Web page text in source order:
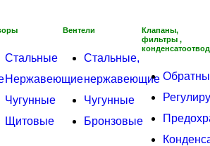
Стальные
Нержавеющие
Чугунные
Щитовые
Вентели
Стальные,
нержавеющие
Чугунные
Бронзовые
Клапаны,
фильтры ,